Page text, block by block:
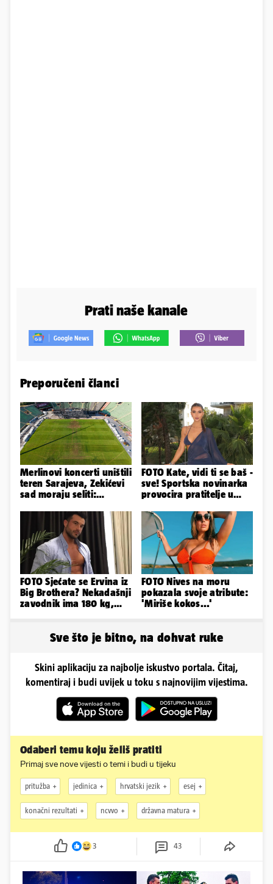
Prati naše kanale
Preporučeni članci
Merlinovi koncerti uništili
teren Sarajeva, Zekićevi
sad moraju seliti:
FOTO Kate, vidi ti se baš -
sve! Sportska novinarka
provocira pratitelje u
FOTO Sjećate se Ervina iz
Big Brothera? Nekadašnji
zavodnik ima 180 kg,
FOTO Nives na moru
pokazala svoje atribute:
'Miriše kokos...'
Sve što je bitno, na dohvat ruke
Skini aplikaciju za najbolje iskustvo portala. Čitaj,
komentiraj i budi uvijek u toku s najnovijim vijestima.
Odaberi temu koju želiš pratiti
Primaj sve nove vijesti o temi i budi u tijeku
pritužba jedinica hrvatski jezik esej
konačni rezultati ncvvo državna matura
3 43